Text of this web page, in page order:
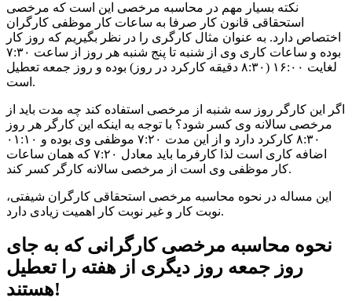
نکته بسیار مهم در محاسبه مرخصی این است که مرخصی
استحقاقی قانون کار صرفا به ساعات کار موظفی کارگران
اختصاص دارد. به عنوان مثال کارگری را در نظر بگیریم که روز کار
بوده و ساعات کاری وی از شنبه تا پنج شنبه هر روز از ساعت ۷:۳۰
لغایت ۱۶:۰۰ (۸:۳۰ دقیقه کارکرد در روز) بوده و روز جمعه تعطیل
است.
اگر این کارگر روز سه شنبه از مرخصی استفاده کند چه مدت باید از
مرخصی سالانه وی کسر شود؟ با توجه به اینکه این کارگر هر روز
۸:۳۰ کارکرد دارد و از این مدت ۷:۲۰ موظفی وی بوده و ۰۱:۱۰
اضافه کاری است لذا کارفرما باید معادل ۷:۲۰ که همان ساعات
کار موظفی وی است از مرخصی سالانه کارگر کسر کند.
این مساله در نحوه محاسبه مرخصی استحقاقی کارگران شیفتی،
نوبت کار و غیر نوبت کار اهمیت زیادی دارد.
نحوه محاسبه مرخصی کارگرانی که به جای
روز جمعه روز دیگری از هفته را تعطیل
هستند!